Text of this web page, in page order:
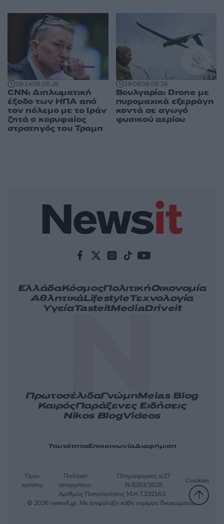
19:1408.08.26
CNN: Διπλωματική
έξοδο των ΗΠΑ από
τον πόλεμο με το Ιράν
ζητά ο κορυφαίος
στρατηγός του Τραμπ
19:0808.08.26
Βουλγαρία: Drone με
πυρομαχικά εξερράγη
κοντά σε αγωγό
φυσικού αερίου
ΕλλάδαΚόσμοςΠολιτικήΟικονομία
ΑθλητικάLifestyleΤεχνολογία
ΥγείαTasteitMediaDriveit
ΠρωτοσέλιδαΓνώμηMelas Blog
ΚαιρόςΠαράξενες Ειδήσεις
Nikos BlogVideos
ΤαυτότηταΕπικοινωνίαΔιαφήμιση
Αριθμός Πιστοποίησης Μ.Η.Τ.232163
Όροι
χρήσης
Πολιτική
απορρήτου
Πληροφορίες α.27
Ν.5253/2025
Cookies
© 2026 newsit.gr. Με επιφύλαξη κάθε νομίμου δικαιώματος.